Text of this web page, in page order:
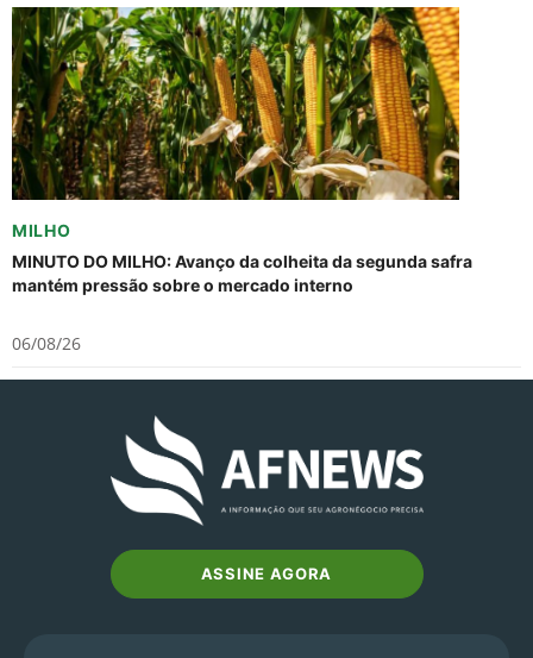
MILHO
MINUTO DO MILHO: Avanço da colheita da segunda safra
mantém pressão sobre o mercado interno
06/08/26
ASSINE AGORA